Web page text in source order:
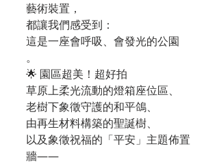
藝術裝置，
都讓我們感受到：
這是一座會呼吸、會發光的公園
。
🌟 園區超美！超好拍
草原上柔光流動的燈箱座位區、
老樹下象徵守護的和平鴿、
由再生材料構築的聖誕樹、
以及象徵祝福的「平安」主題佈置
牆——